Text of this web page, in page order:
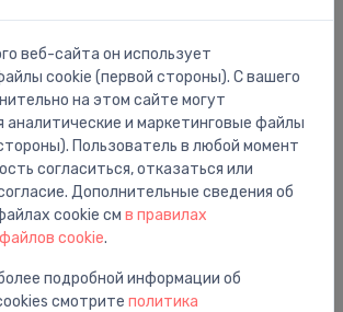
веб-сайта он использует
cookie (первой стороны). С вашего
на этом сайте могут
аналитические и маркетинговые файлы
Пользователь в любой момент
согласиться, отказаться или
Дополнительные сведения об
cookie см в правилах
cookie.
подробной информации об
смотрите политика